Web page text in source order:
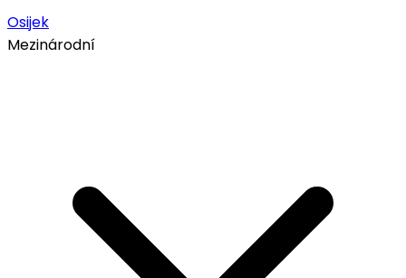
Osijek
Mezinárodní